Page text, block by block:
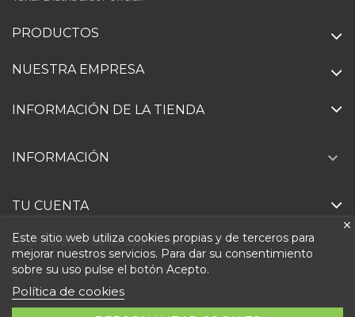
PRODUCTOS
NUESTRA EMPRESA
INFORMACIÓN DE LA TIENDA
Este sitio web utiliza cookies propias y de terceros para
mejorar nuestros servicios. Para dar su consentimiento
sobre su uso pulse el botón Acepto.
Política de cookies
INFORMACIÓN 
TU CUENTA
Ejercer derecho de desistimiento